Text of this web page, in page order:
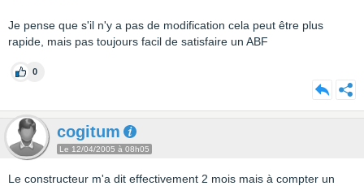
Je pense que s'il n'y a pas de modification cela peut être plus
rapide, mais pas toujours facil de satisfaire un ABF
0
cogitum
Le 12/04/2005 à 08h05
Le constructeur m'a dit effectivement 2 mois mais à compter un